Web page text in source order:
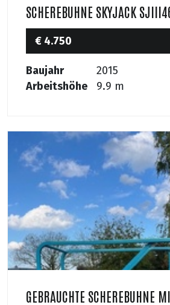
SCHEREBUHNE SKYJACK
€ 4.750
Baujahr
2015
Arbeitshöhe
9.9 m
GEBRAUCHTE SCHEREBUHNE